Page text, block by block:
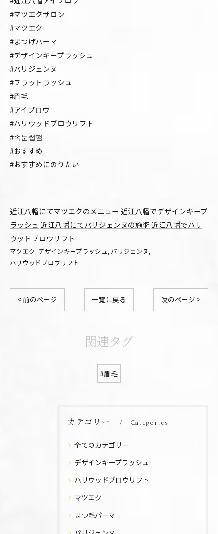
#マツエクサロン
#マツエク
#まつげパーマ
#デザインキープラッシュ
#パリジェンヌ
#フラットラッシュ
#眉毛
#アイブロウ
#ハリウッドブロウリフト
#속눈썹펌
#おすすめ
#おすすめにのりたい
近江八幡にてマツエクのメニュー 近江八幡でデザインキープ
ラッシュ 近江八幡にてパリジェンヌの施術 近江八幡でハリ
ウッドブロウリフト
マツエク デザインキープラッシュ パリジェンヌ
ハリウッドブロウリフト
< 前のページ 一覧に戻る 次のページ >
関連タグ
#眉毛
カテゴリー Categories
全てのカテゴリー
デザインキープラッシュ
ハリウッドブロウリフト
マツエク
まつ毛パーマ